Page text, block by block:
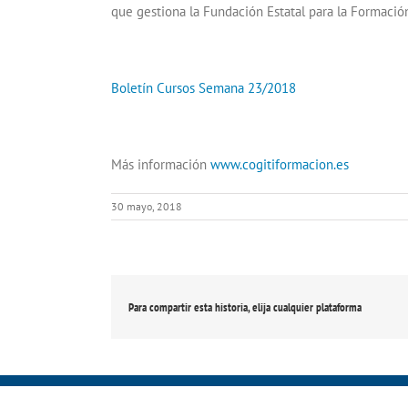
que gestiona la Fundación Estatal para la
Boletín Cursos Semana 23/2018
Más información www.cogitiformacion.es
30 mayo, 2018
Para compartir esta historia, elija cualquier plataforma